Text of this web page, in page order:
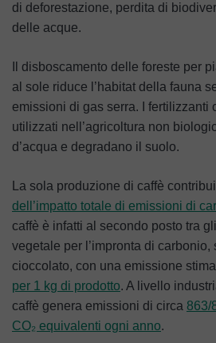
di deforestazione, perdita di
delle acque.
Il disboscamento delle foreste per
al sole riduce l’habitat della fauna
emissioni di gas serra. I fertilizzanti
utilizzati nell’agricoltura non
d’acqua e degradano il suolo.
La sola produzione di caffè
dell’impatto totale di emissioni di
caffè è infatti al secondo posto tra
vegetale per l’impronta di carbonio,
cioccolato, con una emissione
per 1 kg di prodotto. A livello
caffè genera emissioni di circa 863/
CO₂ equivalenti ogni anno.